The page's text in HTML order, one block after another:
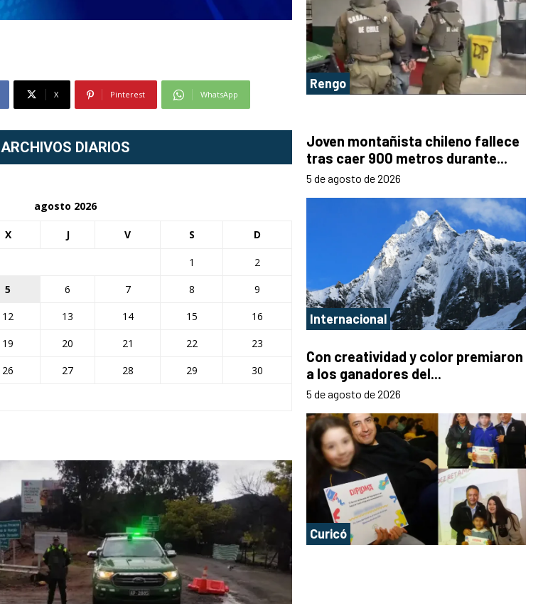
X Pinterest WhatsApp
ARCHIVOS DIARIOS
agosto 2026
X J V S D
1
2
5 6 7 8
9
12 13 14 15
16
19 20 21 22
23
26 27 28 29
30
Rengo
Joven montañista chileno fallece
tras caer 900 metros durante...
5 de agosto de 2026
Internacional
Con creatividad y color premiaron
a los ganadores del...
5 de agosto de 2026
Curicó